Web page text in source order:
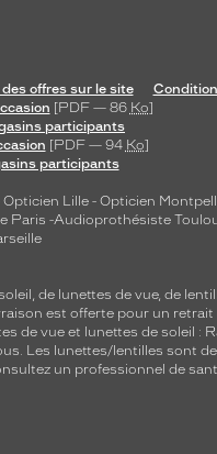
offres sur le site
[PDF — 86 Ko]
participants
[PDF — 94 Ko]
participants
Opticien Lille - Opticien
Paris -Audioprothésiste
de lunettes de vue, de
est offerte pour un
de vue et lunettes de soleil :
. Les lunettes/lentilles sont
un professionnel de